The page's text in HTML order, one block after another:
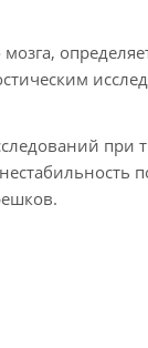
при